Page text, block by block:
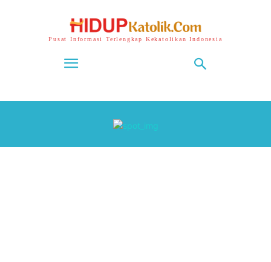
Pusat Informasi Terlengkap Kekatolikan Indonesia